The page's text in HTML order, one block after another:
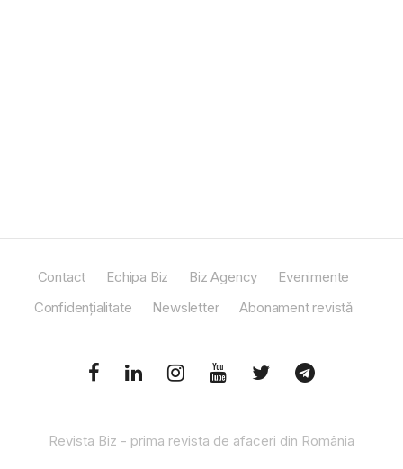
Contact Echipa Biz Biz Agency
Evenimente
Confidențialitate
Newsletter Abonament revistă
Revista Biz - prima revista de afaceri din România